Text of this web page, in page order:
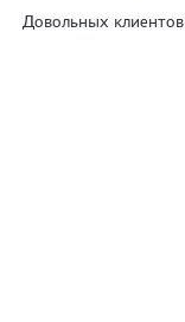
Довольных клиентов